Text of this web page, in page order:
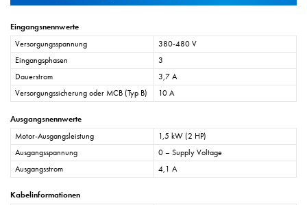
Eingangsnennwerte
Versorgungsspannung
380-480 V
Eingangsphasen
3
Dauerstrom
3,7 A
Versorgungssicherung oder MCB (Typ B)
10 A
Ausgangsnennwerte
Motor-Ausgangsleistung
1,5 kW (2 HP)
Ausgangsspannung
0 – Supply Voltage
Ausgangsstrom
4,1 A
Kabelinformationen